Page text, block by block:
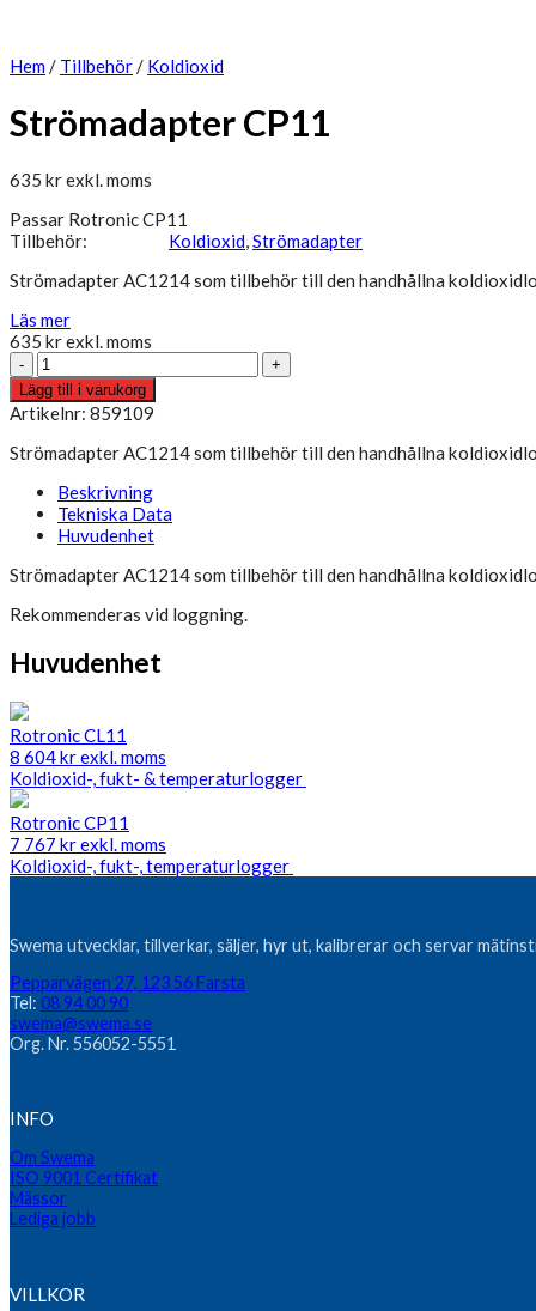
Hem/ Tillbehör/ Koldioxid
Strömadapter CP11
635 krexkl. moms
Passar Rotronic CP11
Tillbehör:
Koldioxid Strömadapter
Strömadapter AC1214 som tillbehör till den handhållna
Läs mer
635 krexkl. moms
Strömadapter
CP11
mängd
Lägg till i varukorg
Artikelnr: 859109
Strömadapter AC1214 som tillbehör till den handhållna
Beskrivning
Tekniska Data
Huvudenhet
Strömadapter AC1214 som tillbehör till den handhållna
Rekommenderas vid loggning.
Huvudenhet
Rotronic CL11
8 604krexkl. moms
Koldioxid-, fukt- & temperaturlogger
Rotronic CP11
7 767 krexkl. moms
Koldioxid-, fukt-, temperaturlogger
Swema utvecklar, tillverkar, säljer, hyr ut, kalibrerar och servar
Pepparvägen 27, 123 56 Farsta
Tel: 08 94 00 90
swema@swema.se
Org. Nr. 556052-5551
INFO
Om Swema
ISO 9001 Certifikat
Mässor
Lediga jobb
VILLKOR